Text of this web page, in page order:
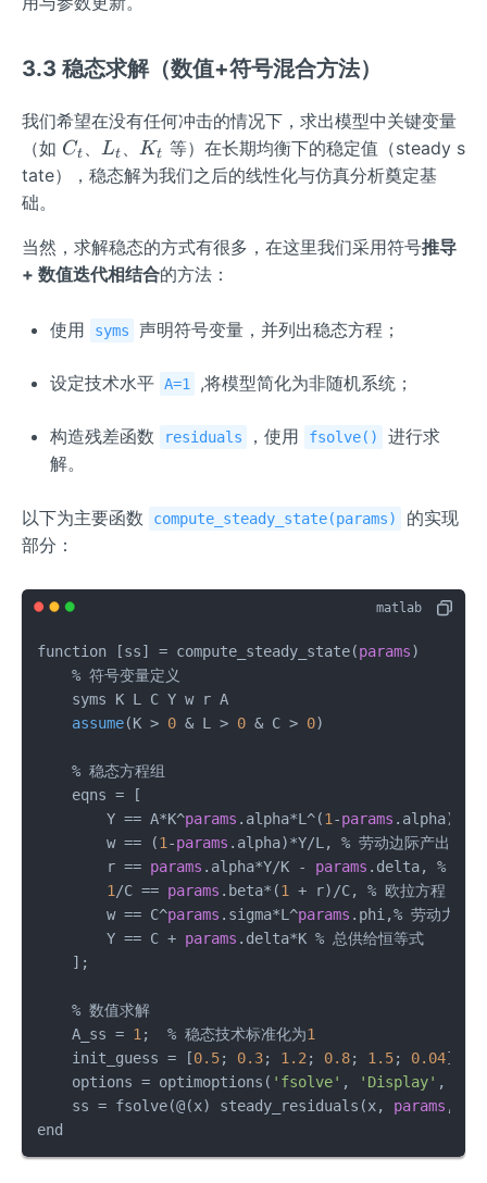
3.3 稳态求解（数值+符号混合方法）
我们希望在没有任何冲击的情况下，求出模型中关键变量
（如 C
Ct 、L
_
Lt 、K
_
Kt 等）在长期均衡下的稳定值（steady s
tate），稳态解为我们之后的线性化与仿真分析奠定基
础。
当然，求解稳态的方式有很多，在这里我们采用符号推导
+ 数值迭代相结合的方法：
使用 syms 声明符号变量，并列出稳态方程；
设定技术水平 A=1 ,将模型简化为非随机系统；
构造残差函数 residuals ，使用 fsolve()
进行求
解。
以下为主要函数 compute_steady_state(params)
的实现
部分：
function [ss] = compute_steady_state(params)
    % 符号变量定义
syms K L C Y w r A
assume(K > 0 & L > 0 & C > 0)
    % 稳态方程组
    eqns
= [
        Y == A*K^
params .alpha*L^(1-params .alpha), %
        w == (
1-params .alpha)*Y/L, % 劳动边际产出，公
        r ==
params .alpha*Y/K - params .delta, % 资本
1/C == params .beta*(1 + r)/C, % 欧拉方程 ，公
        w == C^
params .sigma*L^params .phi,% 劳动力供
        Y == C +
params .delta*K % 总供给恒等式
    ];
    % 数值求解
    A_ss =
1;  % 稳态技术标准化为1
    init_guess = [
0.5; 0.3; 1.2; 0.8; 1.5; 0.04]; %
    options = optimoptions(
'fsolve' , 'Display' ,
    ss = fsolve(@(x) steady_residuals(x,
params ,
end